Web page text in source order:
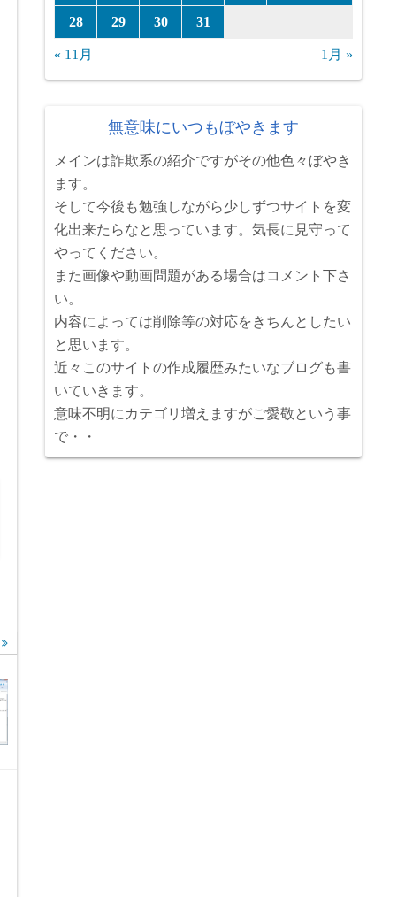
28 29 30 31
« 11月 1月 »
無意味にいつもぼやきます
メインは詐欺系の紹介ですがその他色々ぼやき
ます。
そして今後も勉強しながら少しずつサイトを変
化出来たらなと思っています。気長に見守って
やってください。
また画像や動画問題がある場合はコメント下さ
い。
内容によっては削除等の対応をきちんとしたい
と思います。
近々このサイトの作成履歴みたいなブログも書
いていきます。
意味不明にカテゴリ増えますがご愛敬という事
で・・